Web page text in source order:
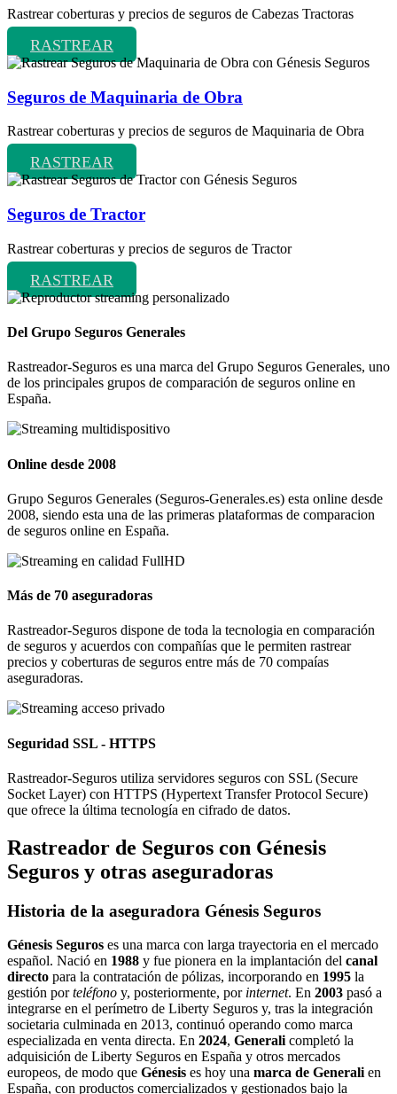
Rastrear coberturas y precios de seguros de Cabezas Tractoras
RASTREAR
Seguros de Maquinaria de Obra
Rastrear coberturas y precios de seguros de Maquinaria de Obra
RASTREAR
Seguros de Tractor
Rastrear coberturas y precios de seguros de Tractor
RASTREAR
Del Grupo Seguros Generales
Rastreador-Seguros es una marca del Grupo Seguros Generales, uno
de los principales grupos de comparación de seguros online en
España.
Online desde 2008
Grupo Seguros Generales (Seguros-Generales.es) esta online desde
2008, siendo esta una de las primeras plataformas de comparacion
de seguros online en España.
Más de 70 aseguradoras
Rastreador-Seguros dispone de toda la tecnologia en comparación
de seguros y acuerdos con compañías que le permiten rastrear
precios y coberturas de seguros entre más de 70 compaías
aseguradoras.
Seguridad SSL - HTTPS
Rastreador-Seguros utiliza servidores seguros con SSL (Secure
Socket Layer) con HTTPS (Hypertext Transfer Protocol Secure)
que ofrece la última tecnología en cifrado de datos.
Rastreador de Seguros con Génesis
Seguros y otras aseguradoras
Historia de la aseguradora Génesis Seguros
Génesis Seguros es una marca con larga trayectoria en el mercado
español. Nació en 1988 y fue pionera en la implantación del canal
directo para la contratación de pólizas, incorporando en 1995 la
gestión porteléfono y, posteriormente, por internet. En 2003 pasó a
integrarse en el perímetro de Liberty Seguros y, tras la integración
societaria culminada en 2013, continuó operando como marca
especializada en venta directa. En 2024, Generalicompletó la
adquisición de Liberty Seguros en España y otros mercados
europeos, de modo que Génesis es hoy una marca de Generalien
España, con productos comercializados y gestionados bajo la